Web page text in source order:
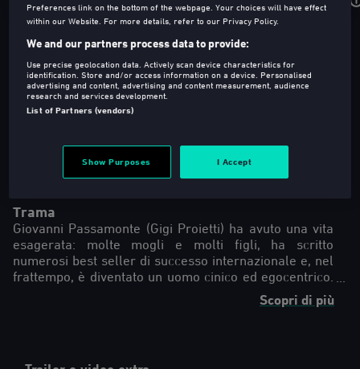
2017 100 Min
Alessandro Gassmann
:ita (Versione Originale)
Trama
Giovanni Passamonte (Gigi Proietti) ha avuto una vita
esagerata: molte mogli e molti figli, ha scritto
numerosi best seller di successo internazionale e, nel
frattempo, è diventato un uomo cinico ed egocentrico.
Quando gli comunicano che ha vinto il Premio Nobel
per la Letteratura, per paura di volare, decide di
Scopri di più
Preferences link on the bottom of the webpage. Your choices will have effect
within our Website. For more details, refer to our Privacy Policy.
We and our partners process data to provide:
Use precise geolocation data. Actively scan device characteristics for
identification. Store and/or access information on a device. Personalised
advertising and content, advertising and content measurement, audience
research and services development.
List of Partners (vendors)
Show Purposes I Accept